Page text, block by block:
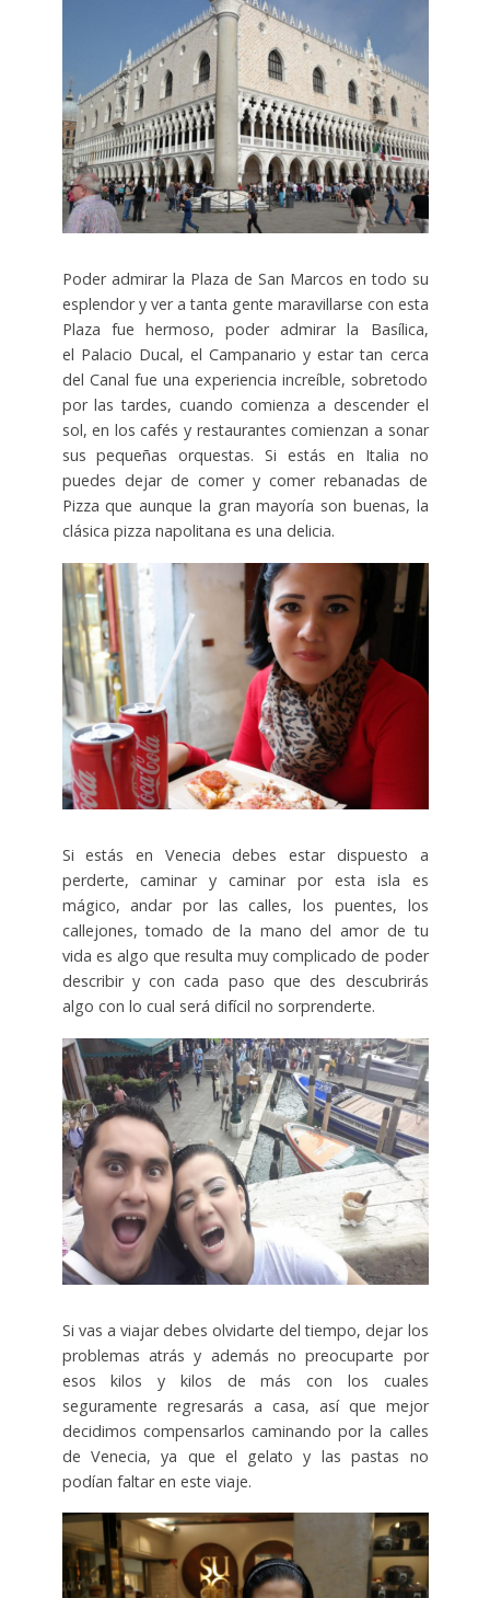
Poder admirar la Plaza de San Marcos en todo su
esplendor y ver a tanta gente maravillarse con esta
Plaza fue hermoso, poder admirar la Basílica,
el Palacio Ducal, el Campanario y estar tan cerca
del Canal fue una experiencia increíble, sobretodo
por las tardes, cuando comienza a descender el
sol, en los cafés y restaurantes comienzan a sonar
sus pequeñas orquestas. Si estás en Italia no
puedes dejar de comer y comer rebanadas de
Pizza que aunque la gran mayoría son buenas, la
clásica pizza napolitana es una delicia.
Si estás en Venecia debes estar dispuesto a
perderte, caminar y caminar por esta isla es
mágico, andar por las calles, los puentes, los
callejones, tomado de la mano del amor de tu
vida es algo que resulta muy complicado de poder
describir y con cada paso que des descubrirás
algo con lo cual será difícil no sorprenderte.
Si vas a viajar debes olvidarte del tiempo, dejar los
problemas atrás y además no preocuparte por
esos kilos y kilos de más con los cuales
seguramente regresarás a casa, así que mejor
decidimos compensarlos caminando por la calles
de Venecia, ya que el gelato y las pastas no
podían faltar en este viaje.